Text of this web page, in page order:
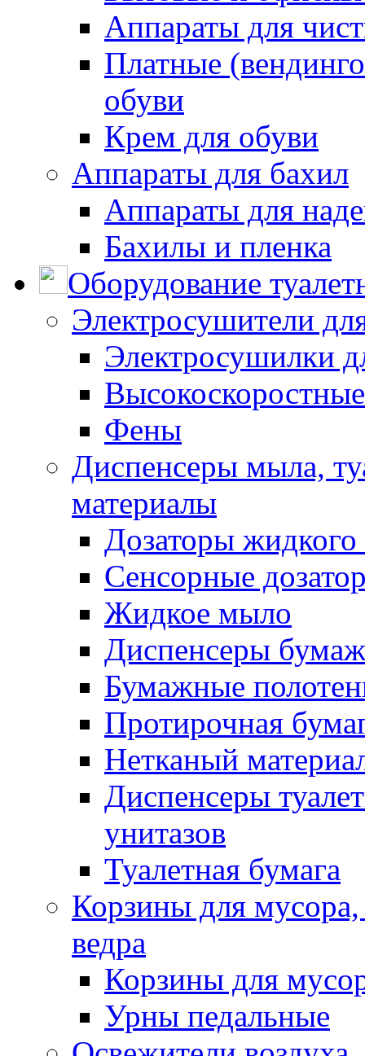
Аппараты для
Платные
обуви
Крем для обуви
Аппараты для бахил
Аппараты для
Бахилы и пленка
Оборудование
Электросушители
Электросушилки
Фены
Диспенсеры мыла,
материалы
Дозаторы
Сенсорные
Жидкое мыло
Диспенсеры
Бумажные
Протирочная
Нетканый
Диспенсеры
унитазов
Туалетная бумага
Корзины для
ведра
Корзины для
Урны педальные